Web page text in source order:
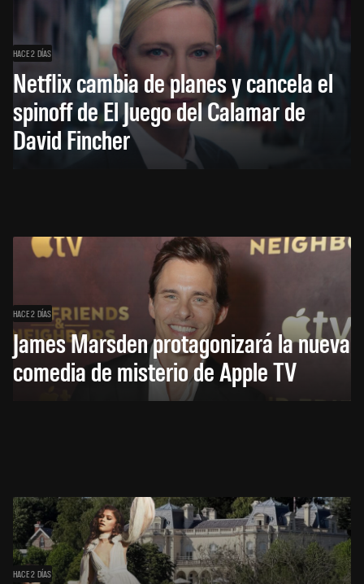
HACE 2 DÍAS
Netflix cambia de planes y cancela el
spinoff de El Juego del Calamar de
David Fincher
HACE 2 DÍAS
James Marsden protagonizará la nueva
comedia de misterio de Apple TV
HACE 2 DÍAS